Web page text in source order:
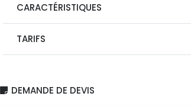
CARACTÉRISTIQUES
TARIFS
DEMANDE DE DEVIS